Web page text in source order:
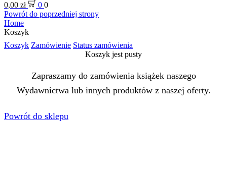
0,00 zł 0 0
Powrót do poprzedniej strony
Home
Koszyk
Koszyk Zamówienie Status zamówienia
Koszyk jest pusty
Zapraszamy do zamówienia książek naszego
Wydawnictwa lub innych produktów z naszej oferty.
Powrót do sklepu